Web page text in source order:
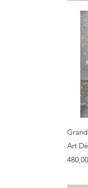
Art
Prix